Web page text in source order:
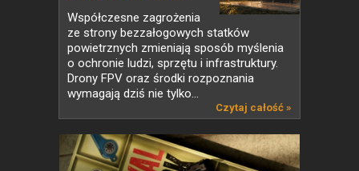
Współczesne zagrożenia
ze strony bezzałogowych statków
powietrznych zmieniają sposób myślenia
o ochronie ludzi, sprzętu i infrastruktury.
Drony FPV oraz środki rozpoznania
wymagają dziś nie tylko...
Czytaj całość »